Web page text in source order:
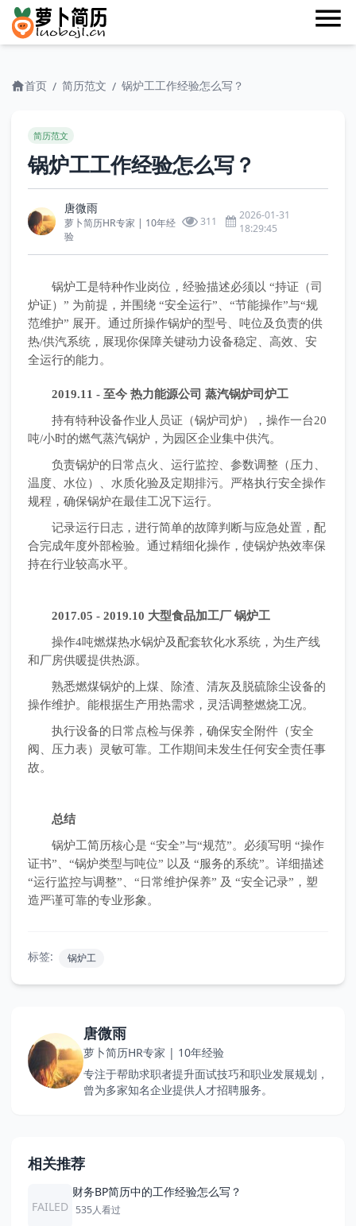
首页 / 简历范文 / 锅炉工工作经验怎么写？
简历范文
锅炉工工作经验怎么写？
唐微雨
萝卜简历HR专家 | 10年经
验
311
2026-01-31
18:29:45
锅炉工是特种作业岗位，经验描述必须以 “持证（司
炉证）” 为前提，并围绕 “安全运行”、“节能操作”与“规
范维护” 展开。通过所操作锅炉的型号、吨位及负责的供
热/供汽系统，展现你保障关键动力设备稳定、高效、安
全运行的能力。
2019.11 - 至今 热力能源公司 蒸汽锅炉司炉工
持有特种设备作业人员证（锅炉司炉），操作一台20
吨/小时的燃气蒸汽锅炉，为园区企业集中供汽。
负责锅炉的日常点火、运行监控、参数调整（压力、
温度、水位）、水质化验及定期排污。严格执行安全操作
规程，确保锅炉在最佳工况下运行。
记录运行日志，进行简单的故障判断与应急处置，配
合完成年度外部检验。通过精细化操作，使锅炉热效率保
持在行业较高水平。
2017.05 - 2019.10 大型食品加工厂 锅炉工
操作4吨燃煤热水锅炉及配套软化水系统，为生产线
和厂房供暖提供热源。
熟悉燃煤锅炉的上煤、除渣、清灰及脱硫除尘设备的
操作维护。能根据生产用热需求，灵活调整燃烧工况。
执行设备的日常点检与保养，确保安全附件（安全
阀、压力表）灵敏可靠。工作期间未发生任何安全责任事
故。
总结
锅炉工简历核心是 “安全”与“规范”。必须写明 “操作
证书”、“锅炉类型与吨位” 以及 “服务的系统”。详细描述
“运行监控与调整”、“日常维护保养” 及 “安全记录”，塑
造严谨可靠的专业形象。
标签: 锅炉工
唐微雨
萝卜简历HR专家 | 10年经验
专注于帮助求职者提升面试技巧和职业发展规划，
曾为多家知名企业提供人才招聘服务。
相关推荐
FAILED
财务BP简历中的工作经验怎么写？
535人看过